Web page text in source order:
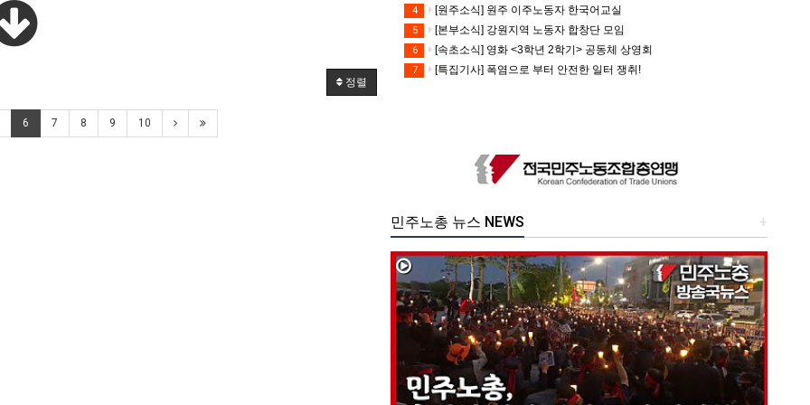
정렬
6 7 8 9 10
4 [원주소식] 원주 이주노동자 한국어교실
5 [본부소식] 강원지역 노동자 합창단 모임
6 [속초소식] 영화 <3학년 2학기> 공동체 상영회
7 [특집기사] 폭염으로 부터 안전한 일터 쟁취!
+
민주노총 뉴스 NEWS